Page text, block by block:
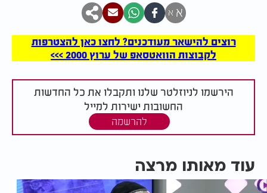
א א
רוצים להישאר מעודכנים? לחצו כאן להצטרפות
לקבוצות הוואטסאפ של ערוץ 2000 >>>
הירשמו לניוזלטר שלנו ותקבלו את כל החדשות
החשובות ישירות למייל
להרשמה
עוד מאותו מרצה